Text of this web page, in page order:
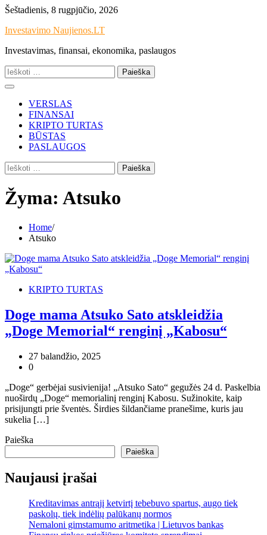
Skip
content
Šeštadienis, 8 rugpjūčio, 2026
Investavimo Naujienos.LT
Investavimas, finansai, ekonomika, paslaugos
Ieškoti:
VERSLAS
FINANSAI
KRIPTO TURTAS
BŪSTAS
PASLAUGOS
Ieškoti:
Žyma: Atsuko
Home
Atsuko
KRIPTO TURTAS
Doge mama Atsuko Sato atskleidžia
„Doge Memorial“ renginį „Kabosu“
27 balandžio, 2025
0
„Doge“ gerbėjai susivienija! „Atsuko Sato“ gegužės 24 d. Paskelbia
nuoširdų „Doge“ memorialinį renginį Kabosu. Sužinokite, kaip
prisijungti prie šventės. Širdies šildančiame pranešime, kuris jau
sukelia […]
Paieška
Paieška
Naujausi įrašai
Kreditavimas antrąjį ketvirtį tebebuvo spartus, augo tiek
paskolų, tiek indėlių palūkanų normos
Nemaloni gimstamumo aritmetika | Lietuvos bankas